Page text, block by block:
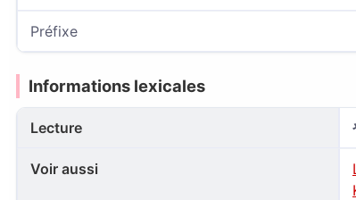
Préfixe
Informations lexicales
Lecture
Voir aussi